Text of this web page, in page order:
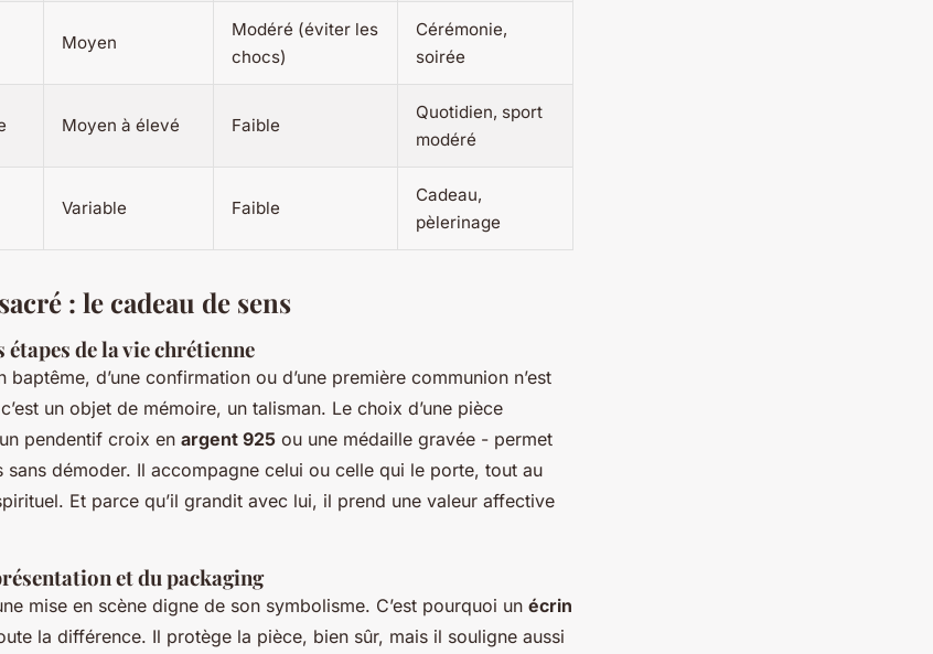
Moyen
Modéré (éviter les
chocs)
Cérémonie,
soirée
Moyen à élevé Faible
Quotidien, sport
modéré
Variable Faible
Cadeau,
pèlerinage
: le cadeau de sens
de la vie chrétienne
baptême, d’une confirmation ou d’une première communion n’est
un objet de mémoire, un talisman. Le choix d’une pièce
pendentif croix en argent 925 ou une médaille gravée - permet
sans démoder. Il accompagne celui ou celle qui le porte, tout au
Et parce qu’il grandit avec lui, il prend une valeur affective
et du packaging
mise en scène digne de son symbolisme. C’est pourquoi un écrin
la différence. Il protège la pièce, bien sûr, mais il souligne aussi